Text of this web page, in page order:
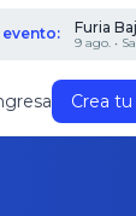
Furia
9 ago. •
Crea